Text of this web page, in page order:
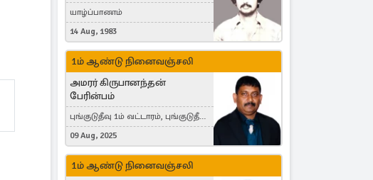
யாழ்ப்பாணம்
14 Aug, 1983
1ம் ஆண்டு நினைவஞ்சலி
அமரர் கிருபானந்தன்
பேரின்பம்
புங்குடுதீவு 1ம் வட்டாரம், புங்குடுதீவு,
India, Lausanne, Switzerland
09 Aug, 2025
1ம் ஆண்டு நினைவஞ்சலி